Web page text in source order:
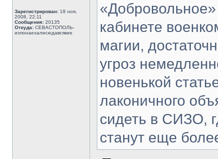
Зарегистрирован: 18 ноя,
2008, 22:11
Сообщения: 20135
Откуда: СЕВАСТОПОЛЬ-
изпонаехалисюдавсякие
«Добровольное»
кабинете
магии,
угроз
новенькой
лаконичного
сидеть в СИЗО,
станут еще